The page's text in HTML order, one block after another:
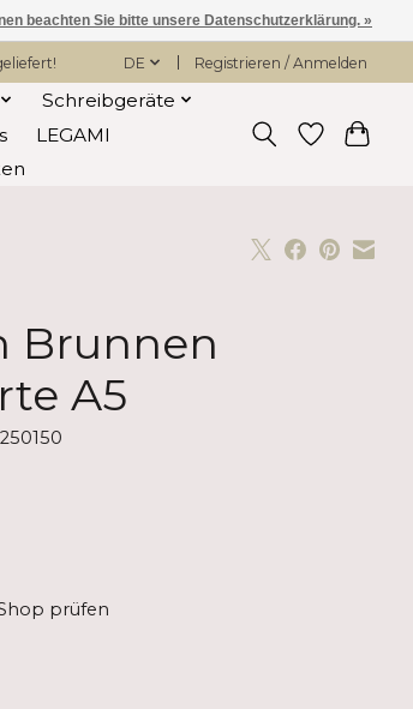
DE Registrieren / Anmelden
Schreibgeräte
LEGAMI
Brunnen
A5
prüfen
beachten Sie bitte unsere Datenschutzerklärung. »